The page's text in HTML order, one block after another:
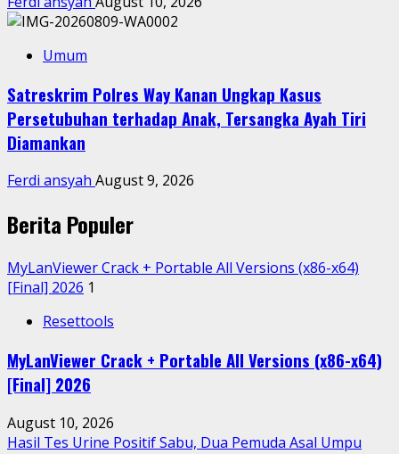
Umum
Satreskrim Polres Way Kanan Ungkap Kasus
Persetubuhan terhadap Anak, Tersangka Ayah Tiri
Diamankan
Ferdi ansyah August 9, 2026
Berita Populer
MyLanViewer Crack + Portable All Versions (x86-x64)
[Final] 2026 1
Resettools
MyLanViewer Crack + Portable All Versions (x86-x64)
[Final] 2026
August 10, 2026
Hasil Tes Urine Positif Sabu, Dua Pemuda Asal Umpu